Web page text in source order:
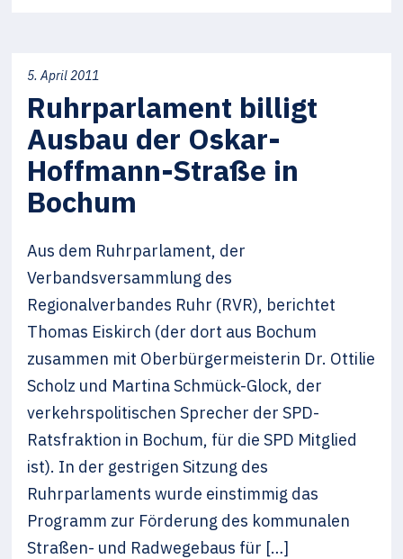
5. April 2011
Ruhrparlament billigt
Ausbau der Oskar-
Hoffmann-Straße in
Bochum
Aus dem Ruhrparlament, der
Verbandsversammlung des
Regionalverbandes Ruhr (RVR), berichtet
Thomas Eiskirch (der dort aus Bochum
zusammen mit Oberbürgermeisterin Dr. Ottilie
Scholz und Martina Schmück-Glock, der
verkehrspolitischen Sprecher der SPD-
Ratsfraktion in Bochum, für die SPD Mitglied
ist). In der gestrigen Sitzung des
Ruhrparlaments wurde einstimmig das
Programm zur Förderung des kommunalen
Straßen- und Radwegebaus für […]